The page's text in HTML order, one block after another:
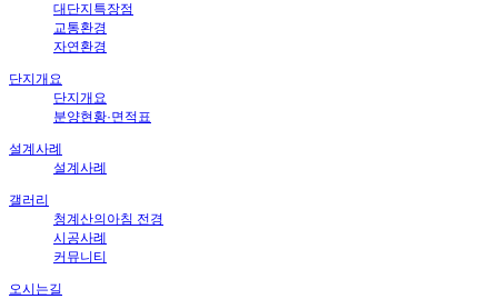
대단지특장점
교통환경
자연환경
단지개요
단지개요
분양현황·면적표
설계사례
설계사례
갤러리
청계산의아침 전경
시공사례
커뮤니티
오시는길